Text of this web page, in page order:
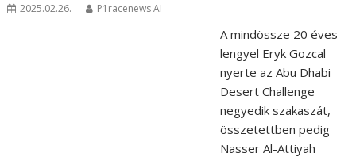
2025.02.26. P1racenews AI
A mindössze 20 éves
lengyel Eryk Gozcal
nyerte az Abu Dhabi
Desert Challenge
negyedik szakaszát,
összetettben pedig
Nasser Al-Attiyah